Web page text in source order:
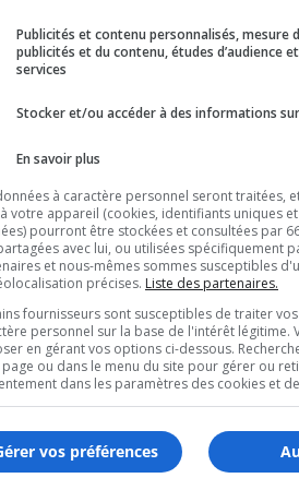
et de lésions corporelles.
surtout depuis que les
Publicités et contenu personnalisés, mesure
publicités et du contenu, études d’audience
services
Stocker et/ou accéder à des informations
En savoir plus
à caractère personnel seront traitées,
votre appareil (cookies, identifiants uniques
pourront être stockées et consultées par
avec lui, ou utilisées spécifiquement
et nous-mêmes sommes susceptibles
précises. Liste des partenaires.
fournisseurs sont susceptibles de traiter
personnel sur la base de l'intérêt légitime.
en gérant vos options ci-dessous.
page ou dans le menu du site pour gérer ou
dans les paramètres des cookies et
vos préférences